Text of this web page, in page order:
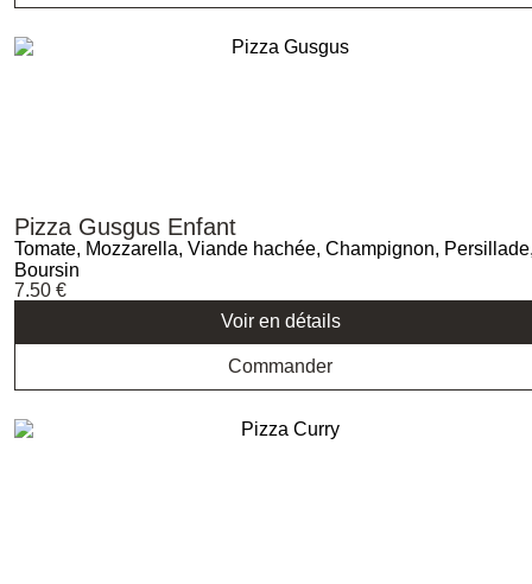
Pizza Gusgus Enfant
Tomate, Mozzarella, Viande hachée, Champignon,
Boursin
7.50 €
Voir en détails
Commander